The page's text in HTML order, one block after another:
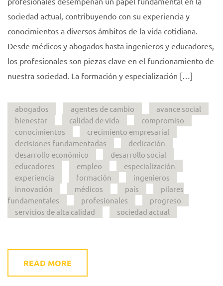
sociedad actual, contribuyendo con su experiencia y
conocimientos a diversos ámbitos de la vida cotidiana.
Desde médicos y abogados hasta ingenieros y educadores,
los profesionales son piezas clave en el funcionamiento de
nuestra sociedad. La formación y especialización […]
abogados agentes de cambio
avance social
bienestar
calidad de vida
compromiso
conocimientos
crecimiento empresarial
decisiones fundamentadas
dedicación
desarrollo económico
desarrollo social
educadores
empleo
especialización
experiencia
formación
ingenieros
innovación
médicos país
pilares
fundamentales
profesionales
progreso
servicios de alta calidad
sociedad actual
READ MORE